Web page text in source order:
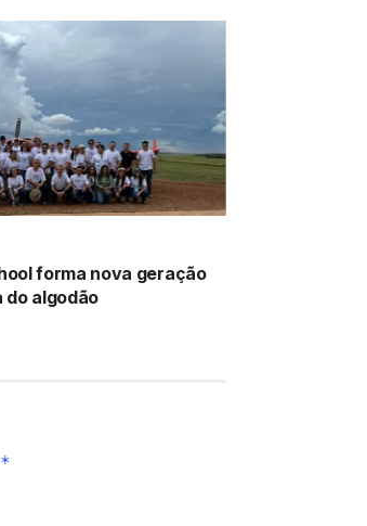
forma nova geração
do algodão
*